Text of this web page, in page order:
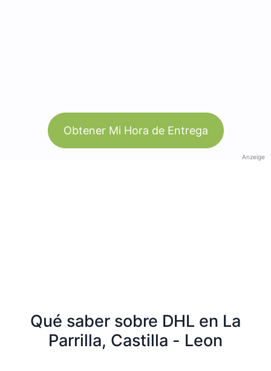
Obtener Mi Hora de Entrega
Anzeige
Qué saber sobre DHL en La
Parrilla, Castilla - Leon